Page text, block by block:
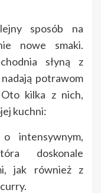
sposób na
nowe smaki.
słyną z
potrawom
Oto kilka z nich,
kuchni:
intensywnym,
doskonale
jak również z